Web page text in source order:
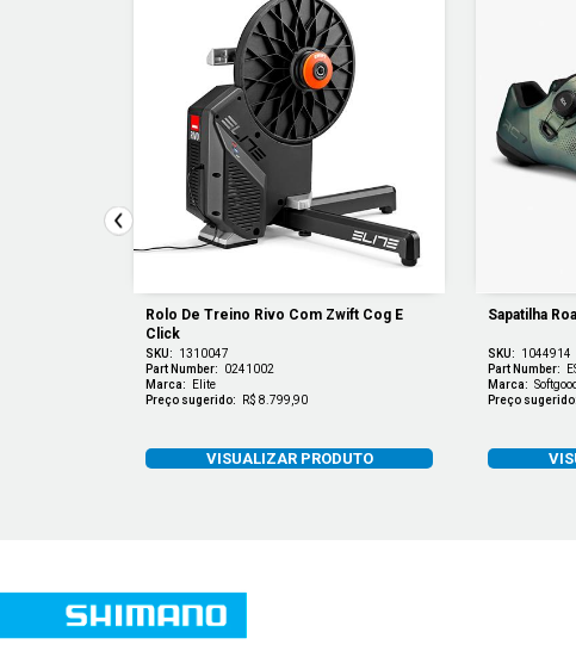
Rolo De Treino Rivo Com Zwift Cog E
Click
SKU:
1310047
Part Number:
0241002
Marca:
Elite
Preço sugerido:
R$ 8.799,90
Sapatilha
SKU:
1044914
Part Number:
Marca:
Preço sugerido: